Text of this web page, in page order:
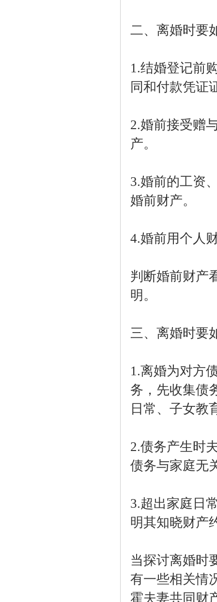
二、离婚时要
1.结婚登记前
同和付款凭证
2.婚前接受赠
产。
3.婚前的工资
婚前财产。
4.婚前用个人
判断婚前财产
明。
三、离婚时要
1.离婚为对方
务，先收集债
日常、子女教
2.债务产生时
债务与家庭无
3.超出家庭日
明其知晓财产
当探讨离婚时
有一些相关情
霍夫妻共同财